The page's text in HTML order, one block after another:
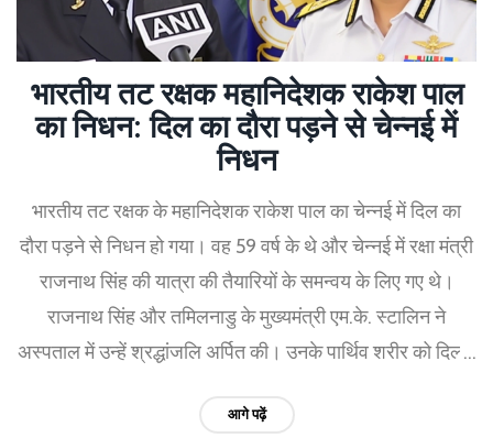
भारतीय तट रक्षक महानिदेशक राकेश पाल
का निधन: दिल का दौरा पड़ने से चेन्नई में
निधन
भारतीय तट रक्षक के महानिदेशक राकेश पाल का चेन्नई में दिल का
दौरा पड़ने से निधन हो गया। वह 59 वर्ष के थे और चेन्नई में रक्षा मंत्री
राजनाथ सिंह की यात्रा की तैयारियों के समन्वय के लिए गए थे।
राजनाथ सिंह और तमिलनाडु के मुख्यमंत्री एम.के. स्टालिन ने
अस्पताल में उन्हें श्रद्धांजलि अर्पित की। उनके पार्थिव शरीर को दिल्ली
आगे पढ़ें